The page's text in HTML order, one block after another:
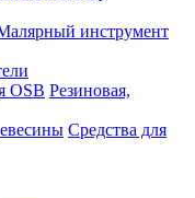
инструмент
Резиновая,
Средства для